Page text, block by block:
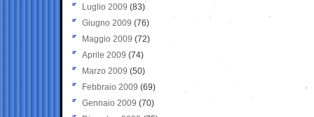
Luglio 2009 (83)
Giugno 2009 (76)
Maggio 2009 (72)
Aprile 2009 (74)
Marzo 2009 (50)
Febbraio 2009 (69)
Gennaio 2009 (70)